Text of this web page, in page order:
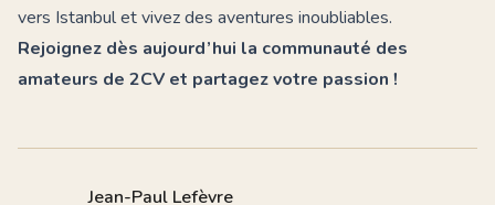
vers Istanbulet vivez des aventures inoubliables.
Rejoignez dès aujourd’hui la communauté des
amateurs de 2CV et partagez votre passion !
Jean-Paul Lefèvre